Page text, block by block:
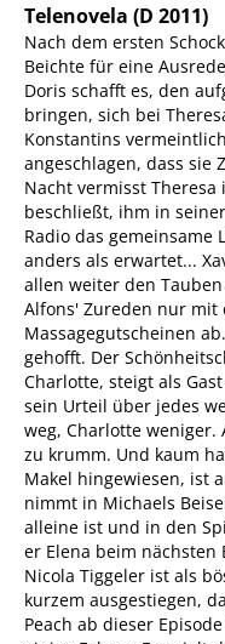
Telenovela (D 2011)
Nach dem ersten
Beichte für eine
Doris schafft es, den
bringen, sich bei
Konstantins
angeschlagen, dass sie
Nacht vermisst
beschließt, ihm in
Radio das gemeinsame
anders als erwartet...
allen weiter den
Alfons' Zureden nur mit
Massagegutscheinen
gehofft. Der
Charlotte, steigt als
sein Urteil über jedes
weg, Charlotte
zu krumm. Und kaum
Makel hingewiesen, ist
nimmt in Michaels
alleine ist und in den
er Elena beim nächsten
Nicola Tiggeler ist als
kurzem ausgestiegen,
Peach ab dieser